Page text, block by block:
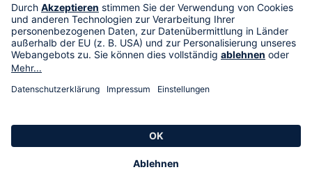
HSE International